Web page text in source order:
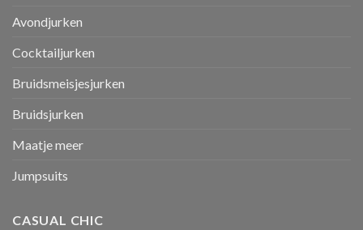
Avondjurken
Cocktailjurken
Bruidsmeisjesjurken
Bruidsjurken
Maatje meer
Jumpsuits
CASUAL CHIC